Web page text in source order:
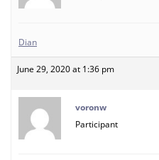
Dian
June 29, 2020 at 1:36 pm
voronw
Participant